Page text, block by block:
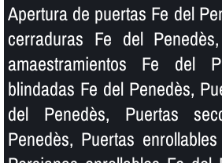
Apertura de puertas Fe del
cerraduras Fe del
amaestramientos Fe del
blindadas Fe del Penedès,
del Penedès, Puertas
Penedès, Puertas